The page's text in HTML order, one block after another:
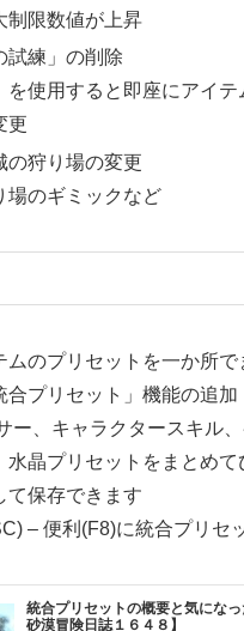
制限数値が上昇
試練」の削除
を使用すると即座にアイ
更
の狩り場の変更
場のギミックなど
ムのプリセットを一か所で
合プリセット」機能の追加
ー、キャラクタースキル
水晶プリセットをまとめて
て保存できます
– 便利(F8)に統合プリセ
統合プリセットの概要と気にな
砂漠冒険日誌１６４８】